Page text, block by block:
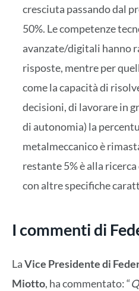
cresciuta passando dal
50%. Le competenze
avanzate/digitali hanno
risposte, mentre per
come la capacità di
decisioni, di lavorare in
di autonomia) la
metalmeccanico è
restante 5% è alla
con altre specifiche
I commenti di
LaVice Presidente di
Miotto, ha commentato: “